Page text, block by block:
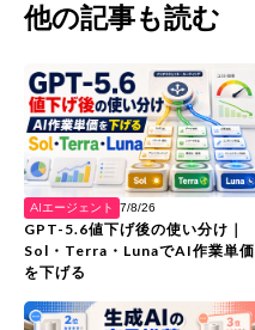
他の記事も読む
AIエージェント 7/8/26
GPT-5.6値下げ後の使い分け｜
Sol・Terra・LunaでAI作業単価
を下げる